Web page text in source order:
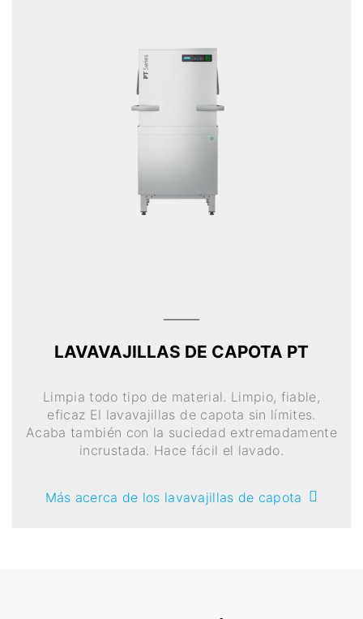
LAVAVAJILLAS DE CAPOTA PT
Limpia todo tipo de material. Limpio, fiable,
eficaz El lavavajillas de capota sin límites.
Acaba también con la suciedad extremadamente
incrustada. Hace fácil el lavado.
Más acerca de los lavavajillas de capota